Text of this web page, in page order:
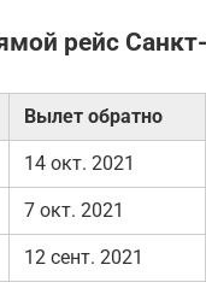
рейс
Вылет обратно
14 окт. 2021
7 окт. 2021
12 сент. 2021